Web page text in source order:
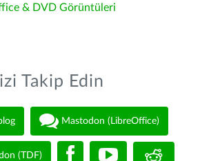
& DVD Görüntüleri
Takip Edin
Mastodon (LibreOffice)
(TDF)